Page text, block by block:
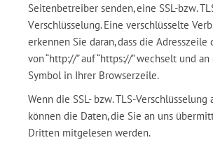
Seitenbetreiber senden, eine SSL-bzw.
Verschlüsselung. Eine verschlüsselte
erkennen Sie daran, dass die Adresszeile
von “http://” auf “https://” wechselt und
Symbol in Ihrer Browserzeile.
Wenn die SSL- bzw. TLS-
können die Daten, die Sie an uns
Dritten mitgelesen werden.